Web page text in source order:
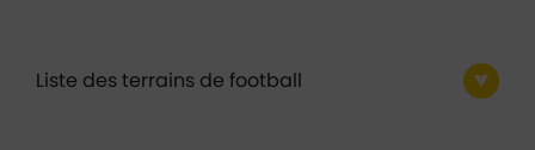
Liste des terrains de football